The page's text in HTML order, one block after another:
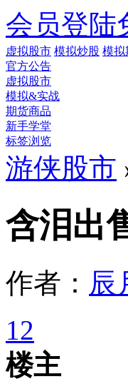
会员登陆
虚拟股市 模拟炒股 模拟
官方公告
虚拟股市
模拟&实战
期货商品
新手学堂
标签浏览
游侠股市
含泪出
作者： 辰
12
楼主